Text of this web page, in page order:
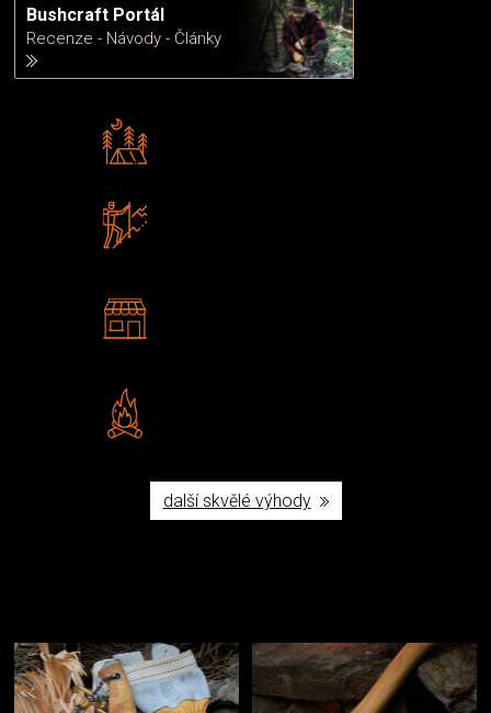
Bushcraft Portál
Recenze - Návody - Články
další skvělé výhody